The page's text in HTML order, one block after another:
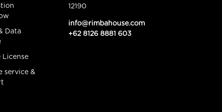
Data
License
service &
12190
info@rimbahouse.com
+62 8126 8881 603